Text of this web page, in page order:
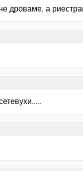
дроваме, а